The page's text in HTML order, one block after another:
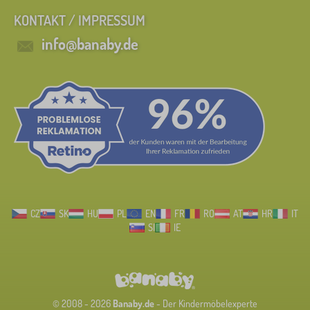
KONTAKT / IMPRESSUM
info@banaby.de
CZ SK HU PL EN FR RO AT HR
IT
SI
IE
© 2008 - 2026 Banaby.de- Der Kindermöbelexperte